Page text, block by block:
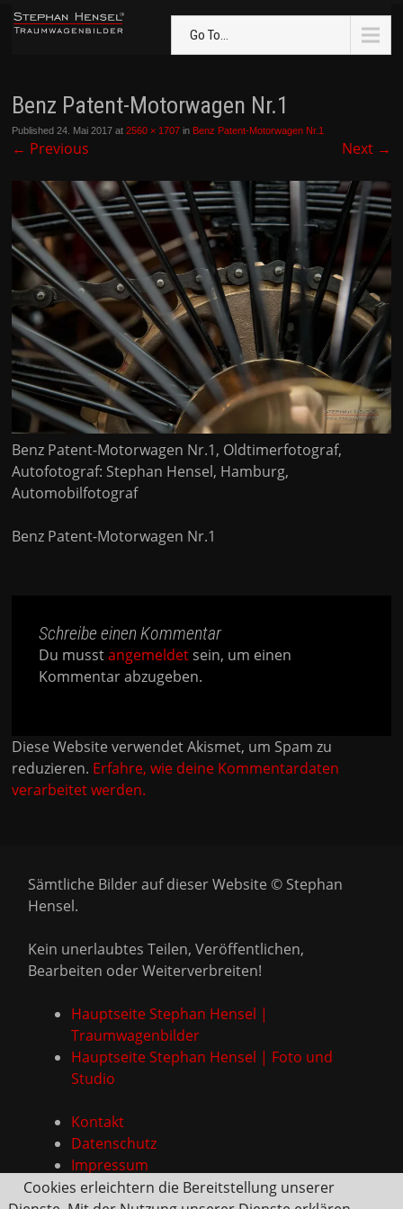
Go To...
Benz Patent-Motorwagen Nr.1
Published24. Mai 2017 at2560 × 1707 in Benz Patent-Motorwagen Nr.1
← Previous Next →
Benz Patent-Motorwagen Nr.1, Oldtimerfotograf,
Autofotograf: Stephan Hensel, Hamburg,
Automobilfotograf
Benz Patent-Motorwagen Nr.1
Schreibe einen Kommentar
Du musstangemeldet sein, um einen
Kommentar abzugeben.
Diese Website verwendet Akismet, um Spam zu
reduzieren. Erfahre, wie deine Kommentardaten
verarbeitet werden.
Sämtliche Bilder auf dieser Website © Stephan
Hensel.
Kein unerlaubtes Teilen, Veröffentlichen,
Bearbeiten oder Weiterverbreiten!
Hauptseite Stephan Hensel |
Traumwagenbilder
Hauptseite Stephan Hensel | Foto und
Studio
Kontakt
Datenschutz
Impressum
Cookies erleichtern die Bereitstellung unserer